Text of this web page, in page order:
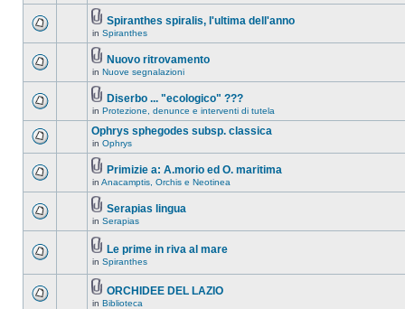
Spiranthes spiralis, l'ultima dell'anno
in Spiranthes
Nuovo ritrovamento
in Nuove segnalazioni
Diserbo ... "ecologico" ???
in Protezione, denunce e interventi di tutela
Ophrys sphegodes subsp. classica
in Ophrys
Primizie a: A.morio ed O. maritima
in Anacamptis, Orchis e Neotinea
Serapias lingua
in Serapias
Le prime in riva al mare
in Spiranthes
ORCHIDEE DEL LAZIO
in Biblioteca